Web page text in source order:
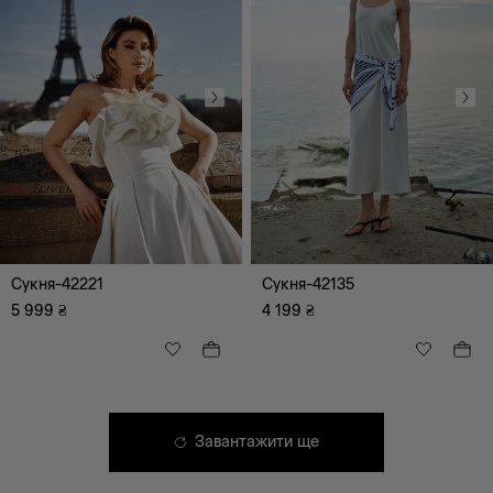
HEART
FLEUR DE LYS
SAINT ODESA
DOPAMINE DROP
Сукня-42221
5 999 ₴
Сукня-42135
4 199 ₴
Завантажити ще